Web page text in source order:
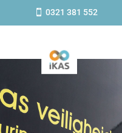
0321 381 552